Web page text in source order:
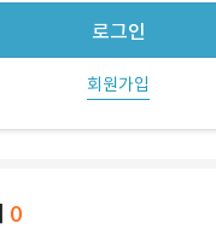
로그인
회원가입
0